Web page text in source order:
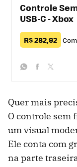
Controle
USB-C - Xbox
R$ 282,92
Quer mais
O controle sem
um visual
Ele conta com
na parte